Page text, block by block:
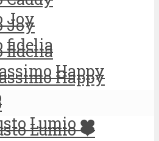
Joy
fidelia
Happy
Lumio ❤️
Joy
fidelia
Happy
Lumio ❤️